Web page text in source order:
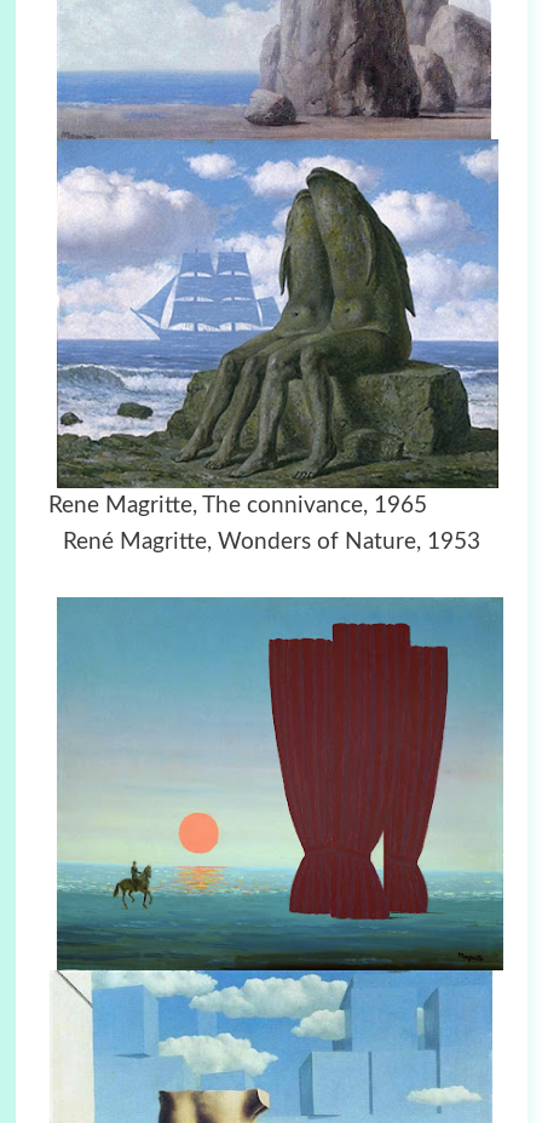
Rene Magritte, The connivance, 1965
René Magritte, Wonders of Nature, 1953